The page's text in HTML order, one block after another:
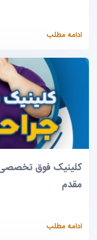
ادامه مطلب
کلینیک فوق
مقدم
ادامه مطلب